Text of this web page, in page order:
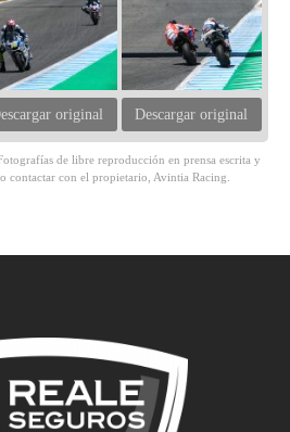
original Descargar original
de libre reproducción en prensa escrita y
contactar con el propietario, Avintia Racing.